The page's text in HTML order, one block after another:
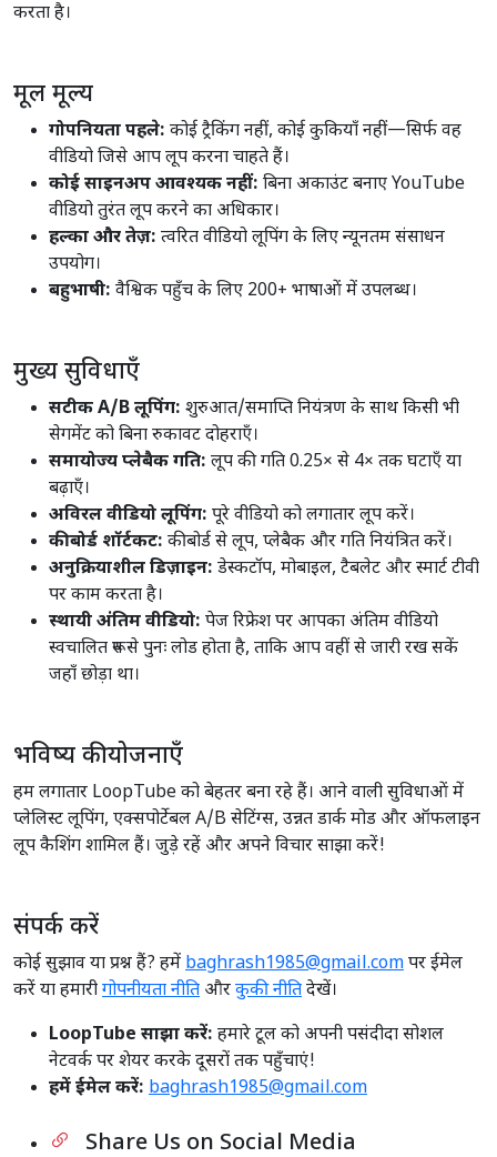
करता है।
मूल मूल्य
गोपनियता पहले: कोई ट्रैकिंग नहीं, कोई कुकियाँ नहीं—सिर्फ वह
वीडियो जिसे आप लूप करना चाहते हैं।
कोई साइनअप आवश्यक नहीं: बिना अकाउंट बनाए YouTube
वीडियो तुरंत लूप करने का अधिकार।
हल्का और तेज़: त्वरित वीडियो लूपिंग के लिए न्यूनतम संसाधन
उपयोग।
बहुभाषी: वैश्विक पहुँच के लिए 200+ भाषाओं में उपलब्ध।
मुख्य सुविधाएँ
सटीक A/B लूपिंग: शुरुआत/समाप्ति नियंत्रण के साथ किसी भी
सेगमेंट को बिना रुकावट दोहराएँ।
समायोज्य प्लेबैक गति: लूप की गति 0.25× से 4× तक घटाएँ या
बढ़ाएँ।
अविरल वीडियो लूपिंग: पूरे वीडियो को लगातार लूप करें।
कीबोर्ड शॉर्टकट: कीबोर्ड से लूप, प्लेबैक और गति नियंत्रित करें।
अनुक्रियाशील डिज़ाइन: डेस्कटॉप, मोबाइल, टैबलेट और स्मार्ट टीवी
पर काम करता है।
स्थायी अंतिम वीडियो: पेज रिफ्रेश पर आपका अंतिम वीडियो
स्वचालित रूप से पुनः लोड होता है, ताकि आप वहीं से जारी रख सकें
जहाँ छोड़ा था।
भविष्य की योजनाएँ
हम लगातार LoopTube को बेहतर बना रहे हैं। आने वाली सुविधाओं में
प्लेलिस्ट लूपिंग, एक्सपोर्टेबल A/B सेटिंग्स, उन्नत डार्क मोड और ऑफलाइन
लूप कैशिंग शामिल हैं। जुड़े रहें और अपने विचार साझा करें!
संपर्क करें
कोई सुझाव या प्रश्न हैं? हमेंbaghrash1985@gmail.comपर ईमेल
करें या हमारीगोपनीयता नीति औरकुकी नीतिदेखें।
LoopTube साझा करें: हमारे टूल को अपनी पसंदीदा सोशल
नेटवर्क पर शेयर करके दूसरों तक पहुँचाएं!
हमें ईमेल करें: baghrash1985@gmail.com
Share Us on Social Media